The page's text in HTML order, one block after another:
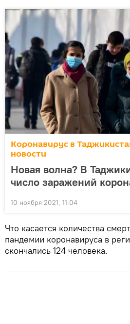
Коронавирус в
новости
Новая волна? В
число заражений
10 ноября 2021, 11:04
Что касается количества
пандемии коронавируса в
скончались 124 человека.